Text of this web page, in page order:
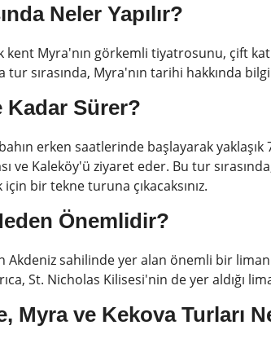
Neler Yapılır?
kent Myra'nın görkemli tiyatrosunu, çift
tur sırasında, Myra'nın tarihi hakkında
Kadar Sürer?
erken saatlerinde başlayarak
ve Kaleköy'ü ziyaret eder. Bu tur
bir tekne turuna çıkacaksınız.
Önemlidir?
Akdeniz sahilinde yer alan önemli bir
St. Nicholas Kilisesi'nin de yer aldığı
Myra ve Kekova Turları